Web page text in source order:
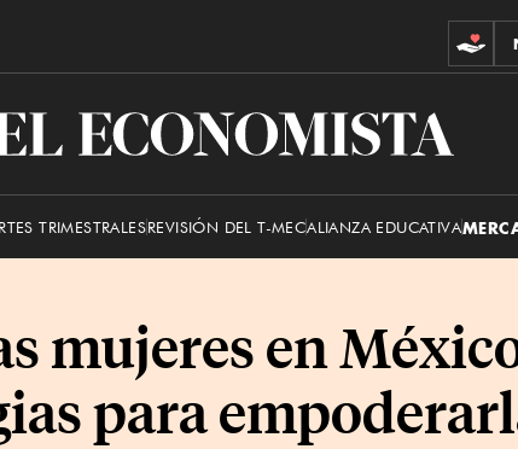
El
TRIMESTRALESREVISIÓN DEL T-MECALIANZA EDUCATIVA
mujeres en
para